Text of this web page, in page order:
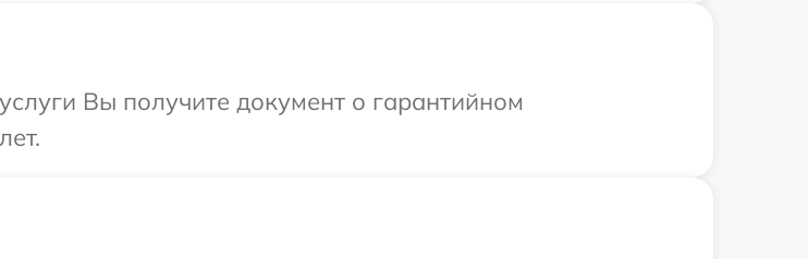
Вы получите документ о гарантийном